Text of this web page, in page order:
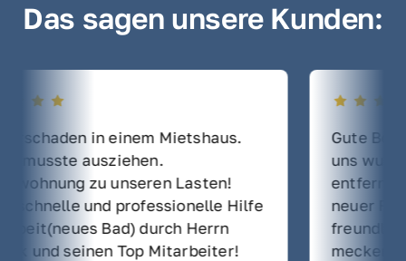
Das sagen unsere Kunden:
in einem Mietshaus.
ausziehen.
zu unseren Lasten!
und professionelle Hilfe
Bad) durch Herrn
seinen Top Mitarbeiter!
Gute Beratung
uns wurden
entfernt, neuer
neuer
freundliche
meckern, gerne